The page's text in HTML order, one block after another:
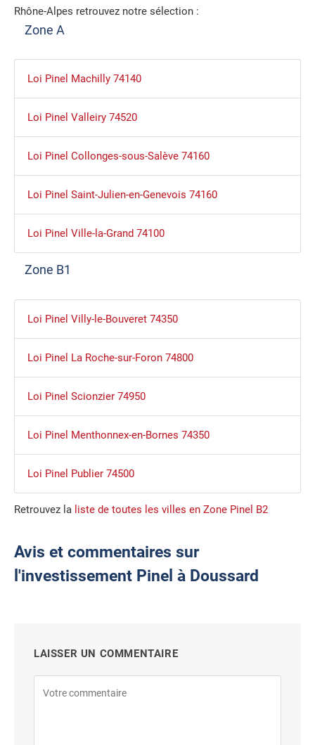
Rhône-Alpes retrouvez notre sélection :
Zone A
Loi Pinel Machilly 74140
Loi Pinel Valleiry 74520
Loi Pinel Collonges-sous-Salève 74160
Loi Pinel Saint-Julien-en-Genevois 74160
Loi Pinel Ville-la-Grand 74100
Zone B1
Loi Pinel Villy-le-Bouveret 74350
Loi Pinel La Roche-sur-Foron 74800
Loi Pinel Scionzier 74950
Loi Pinel Menthonnex-en-Bornes 74350
Loi Pinel Publier 74500
Retrouvez la liste de toutes les villes en Zone Pinel B2
Avis et commentaires sur
l'investissement Pinel à Doussard
LAISSER UN COMMENTAIRE